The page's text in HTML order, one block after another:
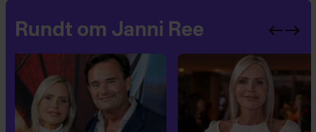
Rundt om Janni Ree